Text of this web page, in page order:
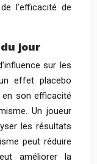
l’efficacité de
jour
sur les
effet placebo
son efficacité
Un joueur
les résultats
peut réduire
améliorer la